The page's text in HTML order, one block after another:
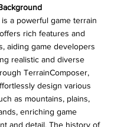
a powerful game terrain
rich features and
aiding game developers
realistic and diverse
TerrainComposer,
design various
as mountains, plains,
enriching game
and detail. The history of